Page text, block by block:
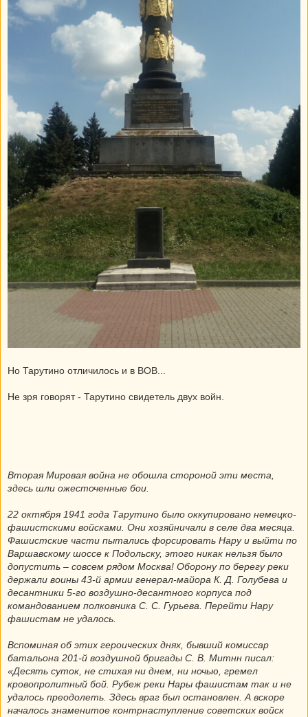
Но Тарутино отличилось и в ВОВ...
Не зря говорят - Тарутино свидетель двух войн.
Вторая Мировая война не обошла стороной эти места,
здесь шли ожесточенные бои.
22 октября 1941 года Тарутино было оккупировано немецко-
фашистскими войсками. Они хозяйничали в селе два месяца.
Фашистские части пытались форсировать Нару и выйти по
Варшавскому шоссе к Подольску, этого никак нельзя было
допустить – совсем рядом Москва! Оборону по берегу реки
держали воины 43-й армии генерал-майора К. Д. Голубева и
десантники 5-го воздушно-десантного корпуса под
командованием полковника С. С. Гурьева. Перейти Нару
фашистам не удалось.
Вспоминая об этих героических днях, бывший комиссар
батальона 201-й воздушной бригады С. В. Митнн писал:
«Десять суток, не стихая ни днем, ни ночью, гремел
кровопролитный бой. Рубеж реки Нары фашистам так и не
удалось преодолеть. Здесь враг был остановлен. А вскоре
началось знаменитое контрнаступление советских войск